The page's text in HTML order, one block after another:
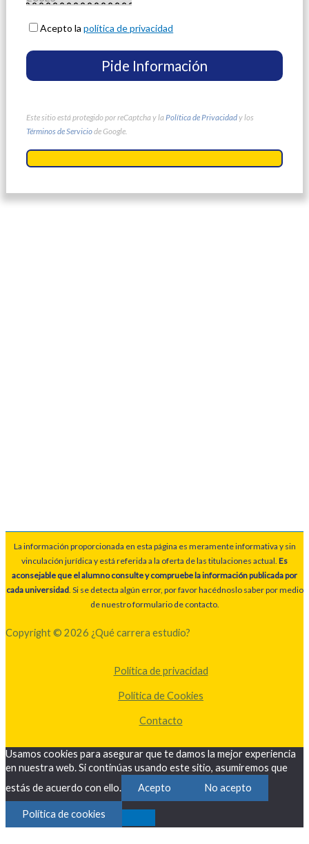
Acepto lapolítica de privacidad
Este sitio está protegido por reCaptcha y la Política de Privacidady los
Términos de Serviciode Google.
La información proporcionada en esta página es meramente informativa y sin
vinculación jurídica y está referida a la oferta de las titulaciones actual. Es
aconsejable que el alumno consulte y compruebe la información publicada por
cada universidad. Si se detecta algún error, por favor hacédnoslo saber por medio
de nuestro formulario de contacto.
Copyright © 2026 ¿Qué carrera estudio?
Política de privacidad
Política de Cookies
Contacto
Usamos cookies para asegurar que te damos la mejor experiencia
en nuestra web. Si continúas usando este sitio, asumiremos que
estás de acuerdo con ello.
Acepto No acepto
Política de cookies